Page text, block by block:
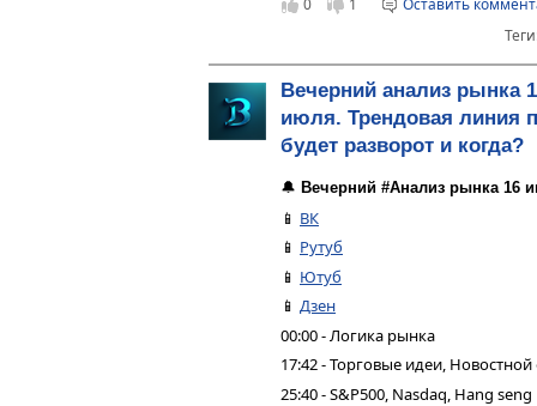
Вечерний анализ рынка
июля. Трендовая линия
будет разворот и когда?
🔔 Вечерний #Анализ рынка 16
📱 ВК
📱 Рутуб
📱 Ютуб
📱 Дзен
00:00 - Логика рынка
17:42 - Торговые идеи,
25:40 - S&P500, Nasdaq, Hang seng